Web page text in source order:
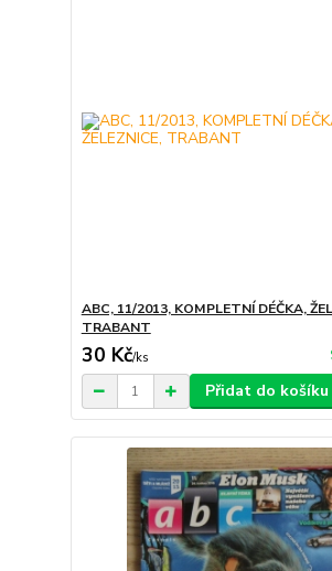
ABC, 11/2013, KOMPLETNÍ DÉČKA,
TRABANT
30 Kč/ks
Přidat do košíku